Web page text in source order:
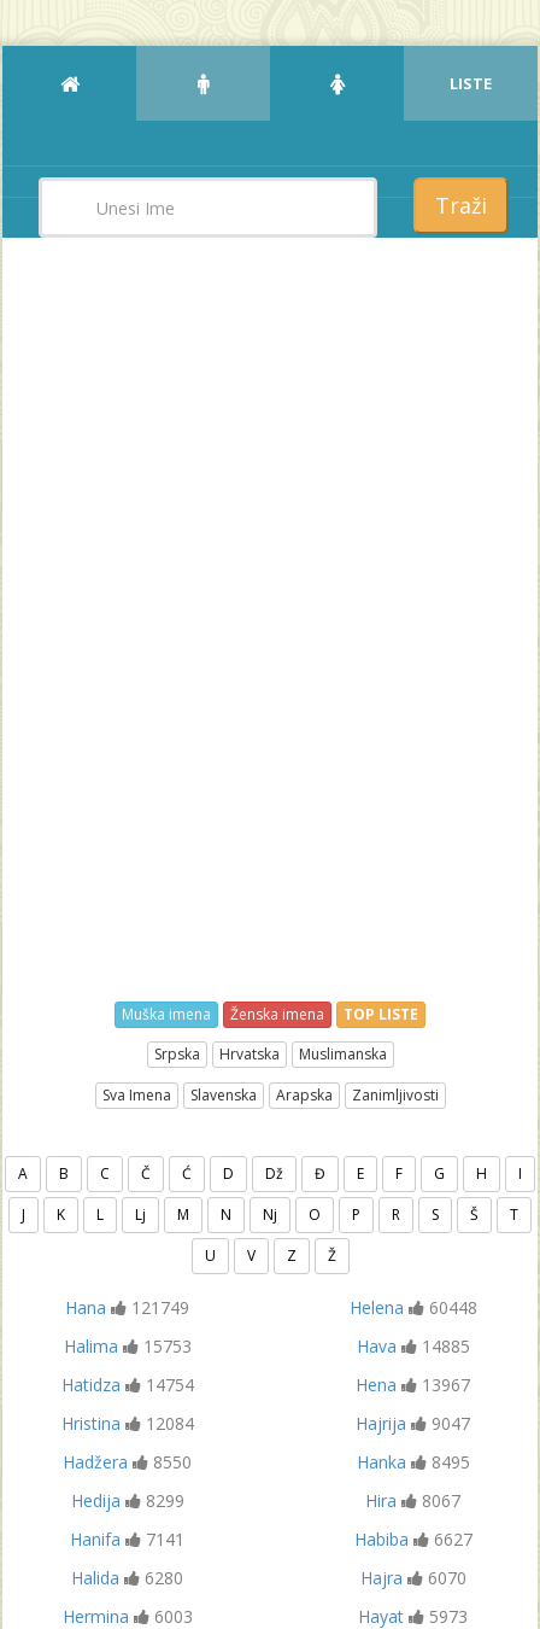
LISTE
Traži
Muška imena Ženska imena
TOP LISTE
Srpska
Hrvatska
Muslimanska
Sva Imena
Slavenska Arapska Zanimljivosti
A B C Č Ć D Dž Đ E F G H
I
J
K L Lj M N Nj O P R S Š
T
U
V Z Ž
Hana 121749 Helena
60448
Halima
15753 Hava
14885
Hatidza
14754 Hena
13967
Hristina
12084 Hajrija
9047
Hadžera
8550 Hanka
8495
Hedija
8299 Hira
8067
Hanifa
7141 Habiba
6627
Halida
6280 Hajra
6070
Hermina
6003 Hayat
5973